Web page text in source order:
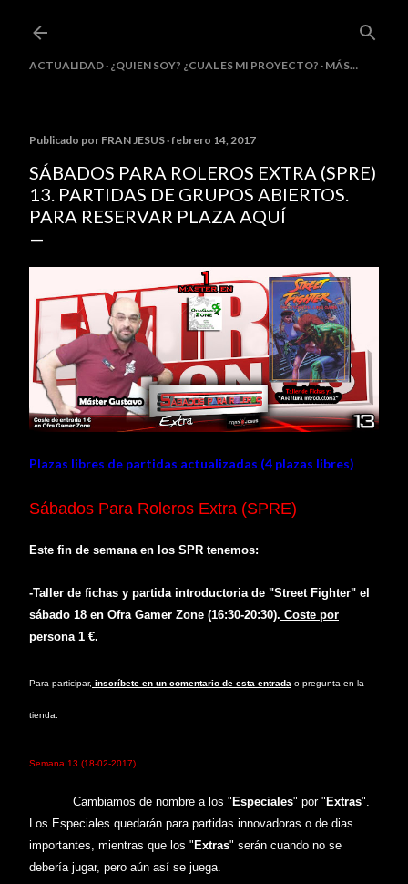
ACTUALIDAD ¿QUIEN SOY? ¿CUAL ES MI PROYECTO? MÁS…
Publicado por FRAN JESUS febrero 14, 2017
SÁBADOS PARA ROLEROS EXTRA (SPRE)
13. PARTIDAS DE GRUPOS ABIERTOS.
PARA RESERVAR PLAZA AQUÍ
Plazas libres de partidas actualizadas (4 plazas libres)
Sábados Para Roleros Extra (SPRE)
Este fin de semana en los SPR tenemos:
-Taller de fichas y partida introductoria de "Street Fighter" e
sábado 18 en Ofra Gamer Zone (16:30-20:30). Coste por
persona 1 €.
Para participar, inscríbete en un comentario de esta entrada o pregunta en la
tienda.
Semana 13 (18-02-2017)
Cambiamos de nombre a los " Especiales" por " Extras".
Los Especiales quedarán para partidas innovadoras o de dias
importantes, mientras que los " Extras" serán cuando no se
debería jugar, pero aún así se juega.